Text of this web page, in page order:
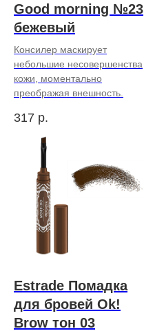
Good morning №23
бежевый
Консилер маскирует
небольшие несовершенства
кожи, моментально
преображая внешность.
317 р.
Estrade Помадка
для бровей Ok!
Brow тон 03